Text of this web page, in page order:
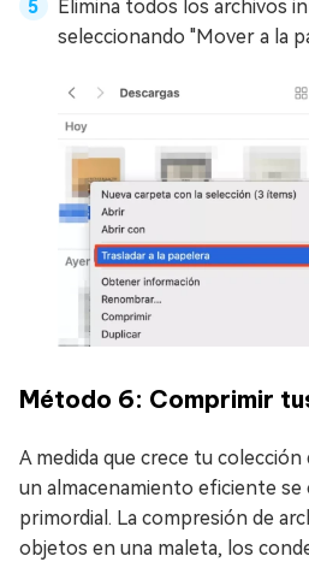
Elimina todos los archivos
seleccionando "Mover a la
Método 6: Comprimir
A medida que crece tu colección
un almacenamiento eficiente se
primordial. La compresión de
objetos en una maleta, los